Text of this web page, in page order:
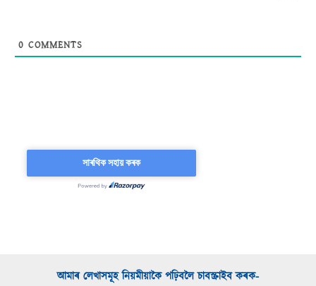
0 COMMENTS
আমাৰ লেখাসমূহ নিয়মীয়াকৈ পঢ়িবলৈ চাবস্ক্ৰাইব কৰক-​